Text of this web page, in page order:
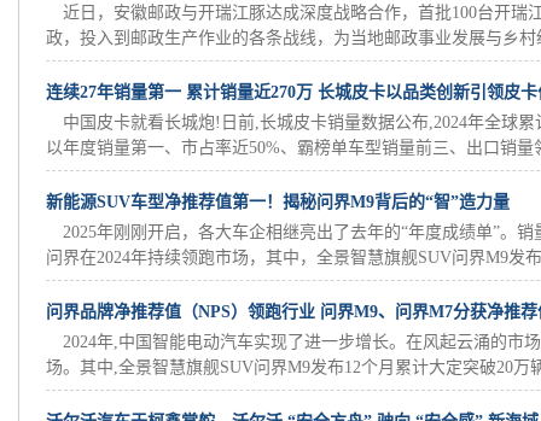
近日，安徽邮政与开瑞江豚达成深度战略合作，首批100台开瑞
政，投入到邮政生产作业的各条战线，为当地邮政事业发展与乡村
连续27年销量第一 累计销量近270万 长城皮卡以品类创新引领皮
中国皮卡就看长城炮!日前,长城皮卡销量数据公布,2024年全球累
以年度销量第一、市占率近50%、霸榜单车型销量前三、出口销量
新能源SUV车型净推荐值第一！揭秘问界M9背后的“智”造力量
2025年刚刚开启，各大车企相继亮出了去年的“年度成绩单”。
问界在2024年持续领跑市场，其中，全景智慧旗舰SUV问界M9发
问界品牌净推荐值（NPS）领跑行业 问界M9、问界M7分获净推
2024年,中国智能电动汽车实现了进一步增长。在风起云涌的市
场。其中,全景智慧旗舰SUV问界M9发布12个月累计大定突破20万